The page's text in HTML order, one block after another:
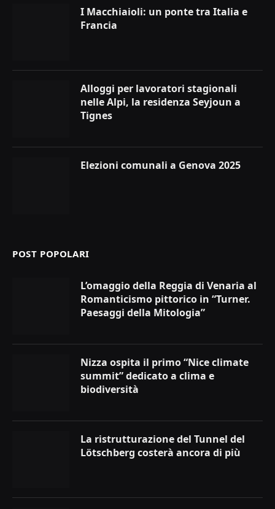
I Macchiaioli: un ponte tra Italia e
Francia
Alloggi per lavoratori stagionali
nelle Alpi, la residenza Seyjoun a
Tignes
Elezioni comunali a Genova 2025
POST POPOLARI
L’omaggio della Reggia di Venaria al
Romanticismo pittorico in “Turner.
Paesaggi della Mitologia”
Nizza ospita il primo “Nice climate
summit” dedicato a clima e
biodiversità
La ristrutturazione del Tunnel del
Lötschberg costerà ancora di più